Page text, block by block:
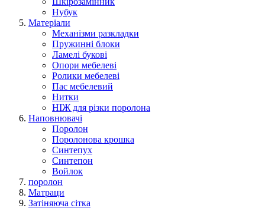
Нубук
Матеріали
Механізми разкладки
Пружинні блоки
Ламелі букові
Опори мебелеві
Ролики мебелеві
Пас мебелевий
Нитки
НІЖ для різки поролона
Наповнювачі
Поролон
Поролонова крошка
Синтепух
Синтепон
Войлок
поролон
Матраци
Затіняюча сітка